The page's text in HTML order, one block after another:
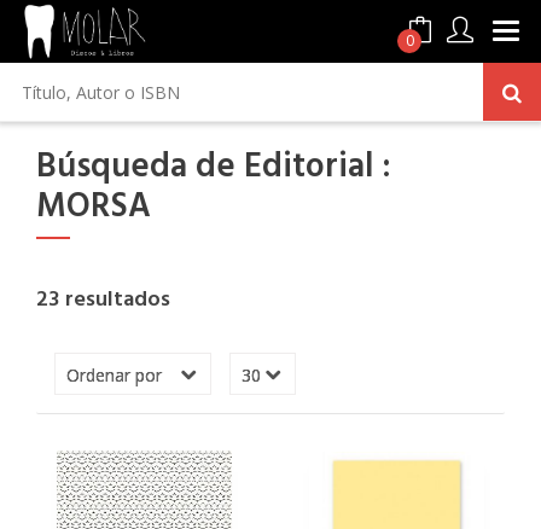
0
Búsqueda de Editorial :
MORSA
23 resultados